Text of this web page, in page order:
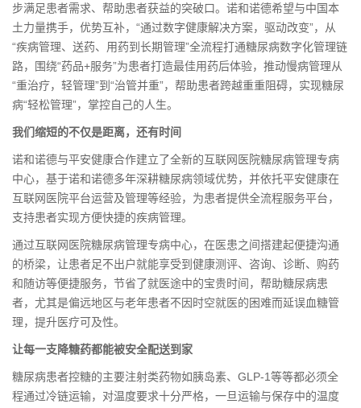
步满足患者需求、帮助患者获益的突破口。诺和诺德希望与中国本
土力量携手，优势互补，“通过数字健康解决方案，驱动改变”，从
“疾病管理、送药、用药到长期管理”全流程打通糖尿病数字化管理链
路，围绕“药品+服务”为患者打造最佳用药后体验，推动慢病管理从
“重治疗，轻管理”到“治管并重”，帮助患者跨越重重阻碍，实现糖尿
病“轻松管理”，掌控自己的人生。
我们缩短的不仅是距离，还有时间
诺和诺德与平安健康合作建立了全新的互联网医院糖尿病管理专病
中心，基于诺和诺德多年深耕糖尿病领域优势，并依托平安健康在
互联网医院平台运营及管理等经验，为患者提供全流程服务平台，
支持患者实现方便快捷的疾病管理。
通过互联网医院糖尿病管理专病中心，在医患之间搭建起便捷沟通
的桥梁，让患者足不出户就能享受到健康测评、咨询、诊断、购药
和随访等便捷服务，节省了就医途中的宝贵时间，帮助糖尿病患
者，尤其是偏远地区与老年患者不因时空就医的困难而延误血糖管
理，提升医疗可及性。
让每一支降糖药都能被安全配送到家
糖尿病患者控糖的主要注射类药物如胰岛素、GLP-1等等都必须全
程通过冷链运输，对温度要求十分严格，一旦运输与保存中的温度